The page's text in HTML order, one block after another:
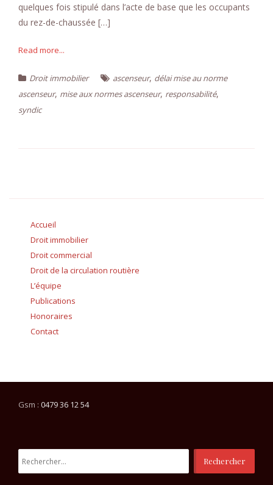
quelques fois stipulé dans l’acte de base que les occupants
du rez-de-chaussée […]
Read more...
Droit immobilier ascenseur, délai mise au norme
ascenseur, mise aux normes ascenseur, responsabilité,
syndic
Accueil
Droit immobilier
Droit commercial
Droit de la circulation routière
L’équipe
Publications
Honoraires
Contact
Gsm : 0479 36 12 54
Rechercher :